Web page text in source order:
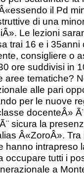
il Pd
di una
Le lezioni
trai 16 e i
consigliere o
ore suddivisi in
aree tematiche?
alle pari
per le nuove
docenteÂ»
sicura la
Â«ZoroÂ».
hanno intrapreso
occupare tutti i
a